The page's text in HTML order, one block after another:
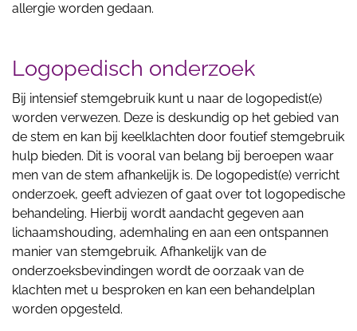
allergie worden gedaan.
Logopedisch onderzoek
Bij intensief stemgebruik kunt u naar de logopedist(e)
worden verwezen. Deze is deskundig op het gebied van
de stem en kan bij keelklachten door foutief stemgebruik
hulp bieden. Dit is vooral van belang bij beroepen waar
men van de stem afhankelijk is. De logopedist(e) verricht
onderzoek, geeft adviezen of gaat over tot logopedische
behandeling. Hierbij wordt aandacht gegeven aan
lichaamshouding, ademhaling en aan een ontspannen
manier van stemgebruik. Afhankelijk van de
onderzoeksbevindingen wordt de oorzaak van de
klachten met u besproken en kan een behandelplan
worden opgesteld.